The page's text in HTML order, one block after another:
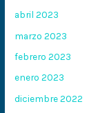
abril 2023
marzo 2023
febrero 2023
enero 2023
diciembre 2022